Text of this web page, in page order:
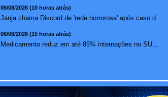
06/08/2026 (10 horas atrás)
06/08/2026 (15 horas atrás)